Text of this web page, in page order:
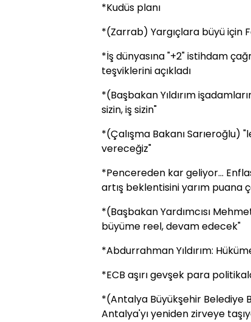
*Kudüs planı
*(Zarrab) Yargıçlara büyü için
*İş dünyasına "+2" istihdam
teşviklerini açıkladı
*(Başbakan Yıldırım
sizin, iş sizin"
*(Çalışma Bakanı Sarıeroğlu)
vereceğiz"
*Pencereden kar geliyor...
artış beklentisini yarım puana
*(Başbakan Yardımcısı
büyüme reel, devam edecek"
*Abdurrahman Yıldırım:
*ECB aşırı gevşek para
*(Antalya Büyükşehir Belediye
Antalya'yı yeniden zirveye